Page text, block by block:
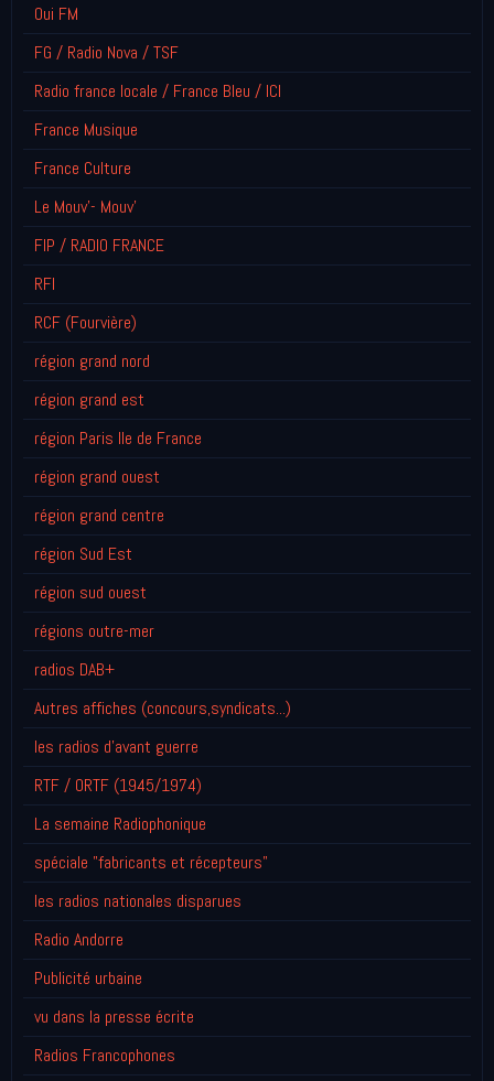
Oui FM
FG / Radio Nova / TSF
Radio france locale / France Bleu / ICI
France Musique
France Culture
Le Mouv'- Mouv'
FIP / RADIO FRANCE
RFI
RCF (Fourvière)
région grand nord
région grand est
région Paris Ile de France
région grand ouest
région grand centre
région Sud Est
région sud ouest
régions outre-mer
radios DAB+
Autres affiches (concours,syndicats...)
les radios d'avant guerre
RTF / ORTF (1945/1974)
La semaine Radiophonique
spéciale "fabricants et récepteurs"
les radios nationales disparues
Radio Andorre
Publicité urbaine
vu dans la presse écrite
Radios Francophones